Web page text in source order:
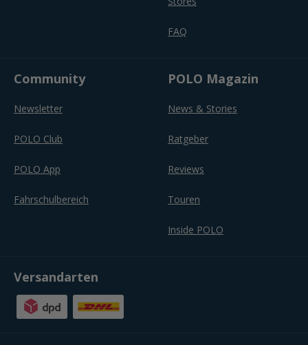
Stores
FAQ
Community
Newsletter
POLO Club
POLO App
Fahrschulbereich
POLO Magazin
News & Stories
Ratgeber
Reviews
Touren
Inside POLO
Versandarten